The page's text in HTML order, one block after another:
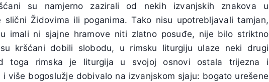
su namjerno zazirali od nekih izvanjskih znakova u
Židovima ili poganima. Tako nisu upotrebljavali tamjan,
imali ni sjajne hramove niti zlatno posuđe, nije bilo striktno
kršćani dobili slobodu, u rimsku liturgiju ulaze neki drugi
toga rimska je liturgija u svojoj osnovi ostala trijezna i
više bogoslužje dobivalo na izvanjskom sjaju: bogato urešene